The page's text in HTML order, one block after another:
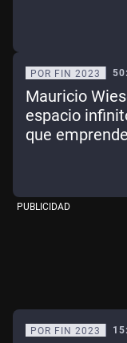
Borrar
POR FIN 2023
Mauricio
espacio
que
PUBLICIDAD
POR FIN 2023